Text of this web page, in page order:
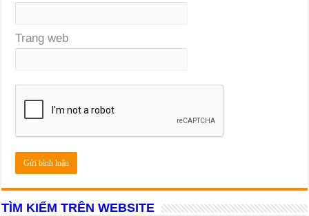
Trang web
TÌM KIẾM TRÊN WEBSITE